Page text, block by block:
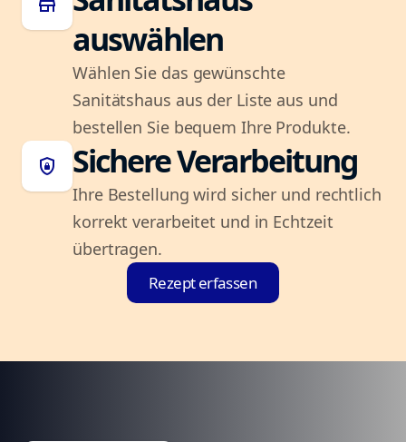
auswählen
Wählen Sie das gewünschte
Sanitätshaus aus der Liste aus und
bestellen Sie bequem Ihre Produkte.
shield_lock Sichere Verarbeitung
Ihre Bestellung wird sicher und rechtlich
korrekt verarbeitet und in Echtzeit
übertragen.
Rezept erfassen